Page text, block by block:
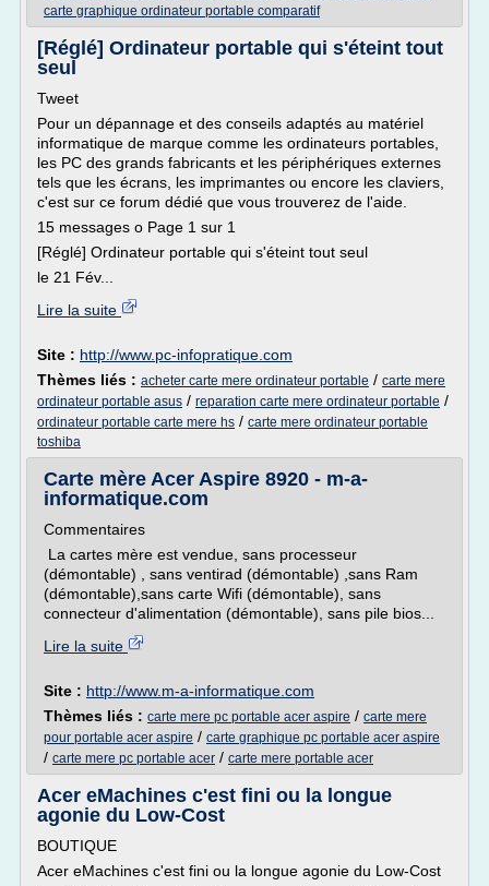
carte graphique ordinateur portable comparatif
[Réglé] Ordinateur portable qui s'éteint tout
seul
Tweet
Pour un dépannage et des conseils adaptés au matériel
informatique de marque comme les ordinateurs portables,
les PC des grands fabricants et les périphériques externes
tels que les écrans, les imprimantes ou encore les claviers,
c'est sur ce forum dédié que vous trouverez de l'aide.
15 messages o Page 1 sur 1
[Réglé] Ordinateur portable qui s'éteint tout seul
le 21 Fév...
Lire la suite
Site : http://www.pc-infopratique.com
Thèmes liés : acheter carte mere ordinateur portable / carte mere
ordinateur portable asus / reparation carte mere ordinateur portable /
ordinateur portable carte mere hs / carte mere ordinateur portable
toshiba
Carte mère Acer Aspire 8920 - m-a-
informatique.com
Commentaires
La cartes mère est vendue, sans processeur
(démontable) , sans ventirad (démontable) ,sans Ram
(démontable),sans carte Wifi (démontable), sans
connecteur d'alimentation (démontable), sans pile bios...
Lire la suite
Site : http://www.m-a-informatique.com
Thèmes liés : carte mere pc portable acer aspire / carte mere
pour portable acer aspire / carte graphique pc portable acer aspire
/ carte mere pc portable acer / carte mere portable acer
Acer eMachines c'est fini ou la longue
agonie du Low-Cost
BOUTIQUE
Acer eMachines c'est fini ou la longue agonie du Low-Cost